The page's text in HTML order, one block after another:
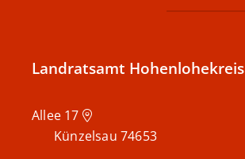
Landratsamt Hohenlohekreis
74653
Künzelsau